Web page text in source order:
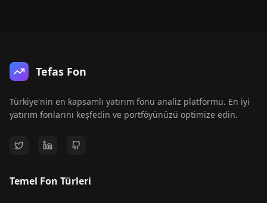
Tefas Fon
Türkiye'nin en kapsamlı yatırım fonu analiz platformu. En iyi
yatırım fonlarını keşfedin ve portföyünüzü optimize edin.
Temel Fon Türleri